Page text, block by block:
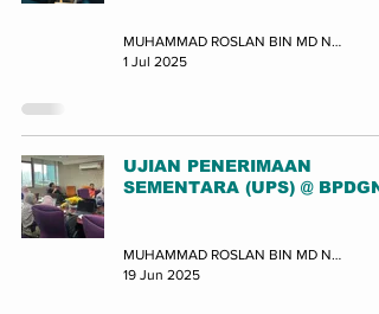
MUHAMMAD ROSLAN BIN MD NOR (JUPEM-BPDGN)
1 Jul 2025
UJIAN PENERIMAAN
SEMENTARA (UPS) @ BPDGN
MUHAMMAD ROSLAN BIN MD NOR (JUPEM-BPDGN)
19 Jun 2025